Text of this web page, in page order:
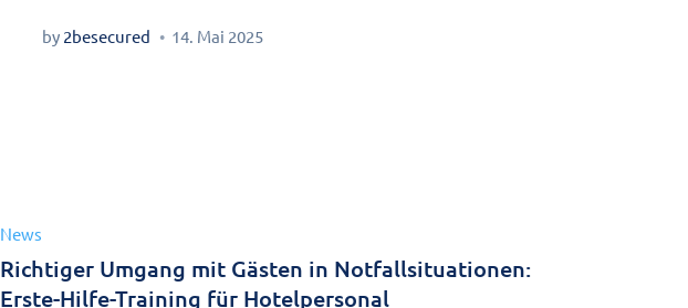
by 2besecured 14. Mai 2025
News
Richtiger Umgang mit Gästen in Notfallsituationen:
Erste-Hilfe-Training für Hotelpersonal